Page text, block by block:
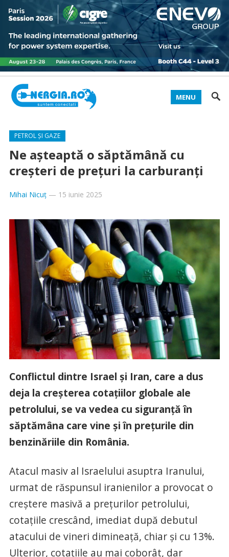
MENU
PETROL ȘI GAZE
Ne așteaptă o săptămână cu
creșteri de prețuri la carburanți
Mihai Nicuț— 15 iunie 2025
Conflictul dintre Israel și Iran, care a dus
deja la creșterea cotațiilor globale ale
petrolului, se va vedea cu siguranță în
săptămâna care vine și în prețurile din
benzinăriile din România.
Atacul masiv al Israelului asuptra Iranului,
urmat de răspunsul iranienilor a provocat o
creștere masivă a prețurilor petrolului,
cotațiile crescând, imediat după debutul
atacului de vineri dimineață, chiar și cu 13%.
Ulterior, cotațiile au mai coborât, dar